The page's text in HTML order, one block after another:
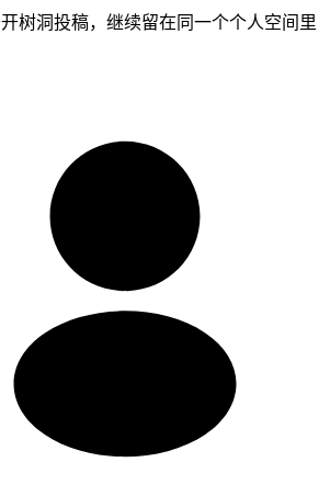
树洞投稿，继续留在同一个个人空间里